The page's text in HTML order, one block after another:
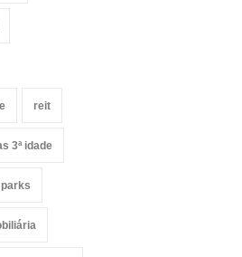
reit
3ª idade